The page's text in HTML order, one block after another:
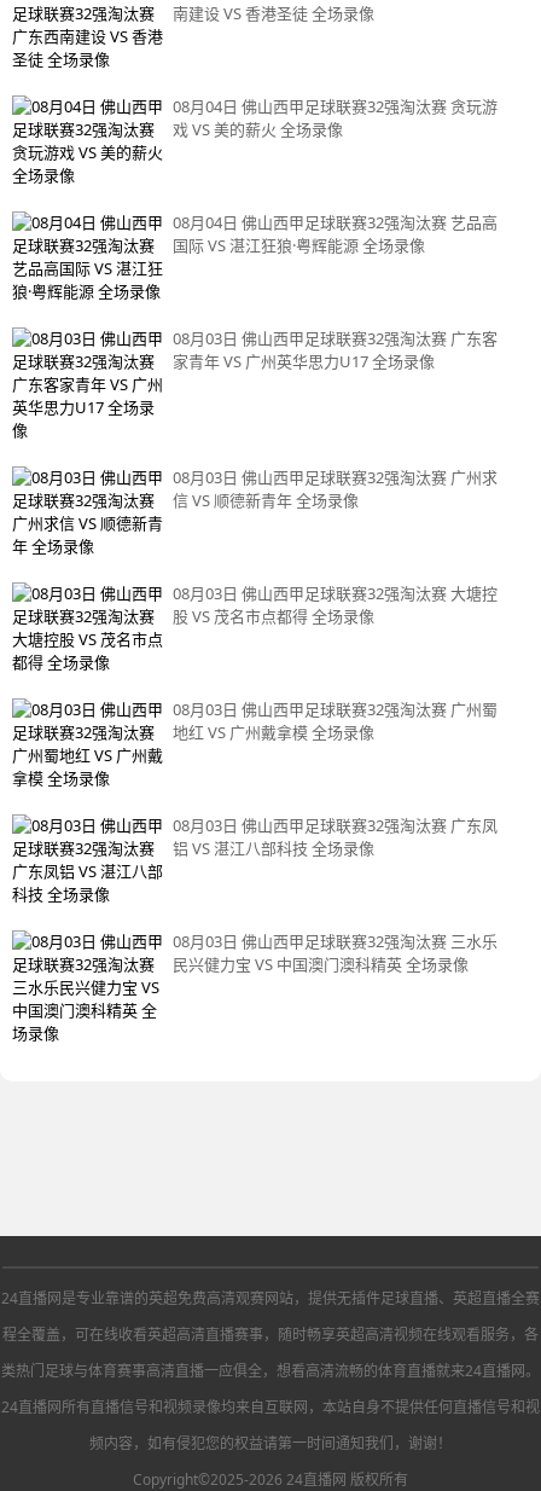
南建设 VS 香港圣徒 全场录像
08月04日 佛山西甲足球联赛32强淘汰赛 贪玩游
戏 VS 美的薪火 全场录像
08月04日 佛山西甲足球联赛32强淘汰赛 艺品高
国际 VS 湛江狂狼·粤辉能源 全场录像
08月03日 佛山西甲足球联赛32强淘汰赛 广东客
家青年 VS 广州英华思力U17 全场录像
08月03日 佛山西甲足球联赛32强淘汰赛 广州求
信 VS 顺德新青年 全场录像
08月03日 佛山西甲足球联赛32强淘汰赛 大塘控
股 VS 茂名市点都得 全场录像
08月03日 佛山西甲足球联赛32强淘汰赛 广州蜀
地红 VS 广州戴拿模 全场录像
08月03日 佛山西甲足球联赛32强淘汰赛 广东凤
铝 VS 湛江八部科技 全场录像
08月03日 佛山西甲足球联赛32强淘汰赛 三水乐
民兴健力宝 VS 中国澳门澳科精英 全场录像
24直播网是专业靠谱的英超免费高清观赛网站，提供无插件足球直播、英超直播全赛
程全覆盖，可在线收看英超高清直播赛事，随时畅享英超高清视频在线观看服务，各
类热门足球与体育赛事高清直播一应俱全，想看高清流畅的体育直播就来24直播网。
24直播网所有直播信号和视频录像均来自互联网，本站自身不提供任何直播信号和视
频内容，如有侵犯您的权益请第一时间通知我们，谢谢！
Copyright©2025-2026 24直播网 版权所有